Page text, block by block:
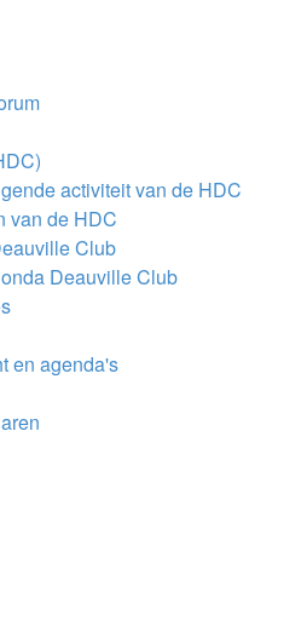
activiteit van de HDC
van de HDC
Club
Deauville Club
en agenda's